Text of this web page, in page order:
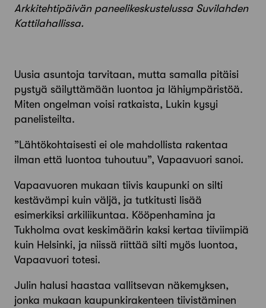
Arkkitehtipäivän paneelikeskustelussa Suvilahden
Kattilahallissa.
Uusia asuntoja tarvitaan, mutta samalla pitäisi
pystyä säilyttämään luontoa ja lähiympäristöä.
Miten ongelman voisi ratkaista, Lukin kysyi
panelisteilta.
”Lähtökohtaisesti ei ole mahdollista rakentaa
ilman että luontoa tuhoutuu”, Vapaavuori sanoi.
Vapaavuoren mukaan tiivis kaupunki on silti
kestävämpi kuin väljä, ja tutkitusti lisää
esimerkiksi arkiliikuntaa. Kööpenhamina ja
Tukholma ovat keskimäärin kaksi kertaa tiiviimpiä
kuin Helsinki, ja niissä riittää silti myös luontoa,
Vapaavuori totesi.
Julin halusi haastaa vallitsevan näkemyksen,
jonka mukaan kaupunkirakenteen tiivistäminen